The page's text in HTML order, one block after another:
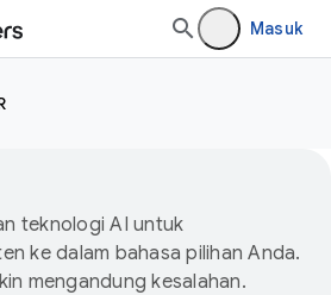
Masuk
teknologi AI untuk
ke dalam bahasa pilihan Anda.
mengandung kesalahan.